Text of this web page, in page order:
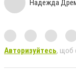
Надежда
Авторизуйтесь, щоб